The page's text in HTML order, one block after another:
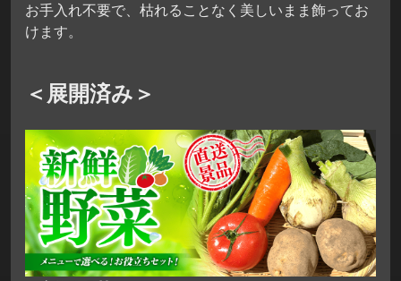
お手入れ不要で、枯れることなく美しいまま飾ってお
けます。
＜展開済み＞